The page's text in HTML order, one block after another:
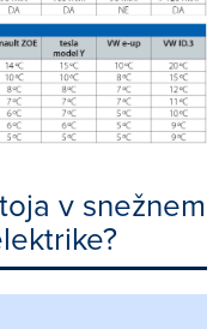
v snežnem